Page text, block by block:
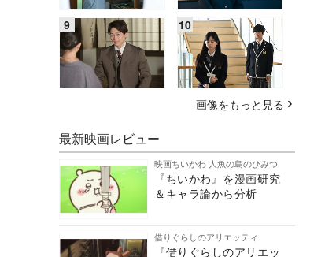
画像をもっと見る
最新映画レビュー
映画ちいかわ 人魚の島のひみつ
『ちいかわ』を漫画研究
＆キャラ論から分析
借りぐらしのアリエッティ
『借りぐらしのアリエッ